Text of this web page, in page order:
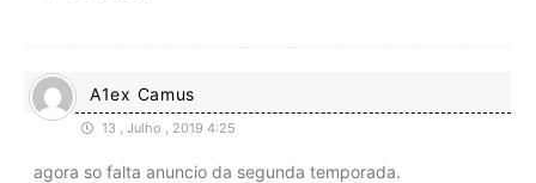
A1ex Camus
13 , Julho , 2019 4:25
agora so falta anuncio da segunda temporada.